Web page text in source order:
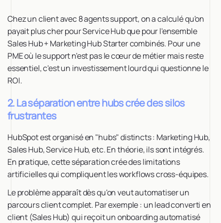
Chez un client avec 8 agents support, on a calculé qu'on
payait plus cher pour Service Hub que pour l'ensemble
Sales Hub + Marketing Hub Starter combinés. Pour une
PME où le support n'est pas le cœur de métier mais reste
essentiel, c'est un investissement lourd qui questionne le
ROI.
2. La séparation entre hubs crée des silos
frustrantes
HubSpot est organisé en "hubs" distincts : Marketing Hub,
Sales Hub, Service Hub, etc. En théorie, ils sont intégrés.
En pratique, cette séparation crée des limitations
artificielles qui compliquent les workflows cross-équipes.
Le problème apparaît dès qu'on veut automatiser un
parcours client complet. Par exemple : un lead converti en
client (Sales Hub) qui reçoit un onboarding automatisé